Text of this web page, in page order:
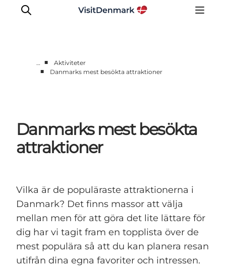
Övernatta
Planera resan
… ■
Aktiviteter
■
Danmarks mest besökta attraktioner
Danmarks mest besökta
attraktioner
Vilka är de populäraste attraktionerna i
Danmark? Det finns massor att välja
mellan men för att göra det lite lättare för
dig har vi tagit fram en topplista över de
mest populära så att du kan planera resan
utifrån dina egna favoriter och intressen.